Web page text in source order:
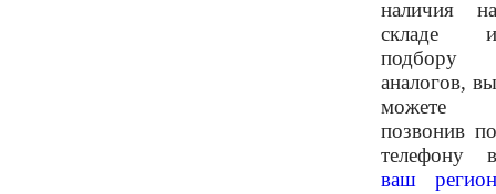
наличия на
складе и
подбору
аналогов, вы
можете
позвонив по
телефону в
ваш регион